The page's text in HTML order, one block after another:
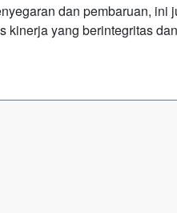
dan pembaruan, ini
kinerja yang berintegritas